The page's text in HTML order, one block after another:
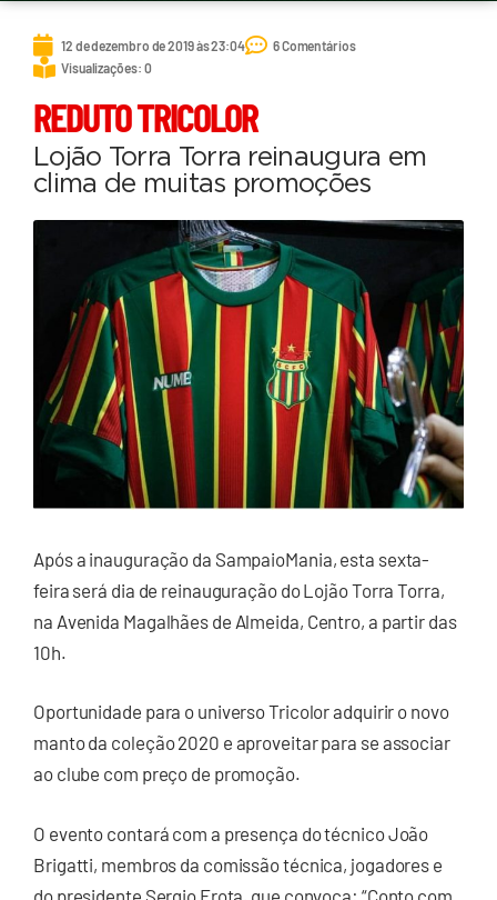
12 de dezembro de 2019 às 23:04
6 Comentários
Visualizações: 0
REDUTO TRICOLOR
Lojão Torra Torra reinaugura em
clima de muitas promoções
Após a inauguração da SampaioMania, esta sexta-
feira será dia de reinauguração do Lojão Torra Torra,
na Avenida Magalhães de Almeida, Centro, a partir das
10h.
Oportunidade para o universo Tricolor adquirir o novo
manto da coleção 2020 e aproveitar para se associar
ao clube com preço de promoção.
O evento contará com a presença do técnico João
Brigatti, membros da comissão técnica, jogadores e
do presidente Sergio Frota, que convoca: “Conto com